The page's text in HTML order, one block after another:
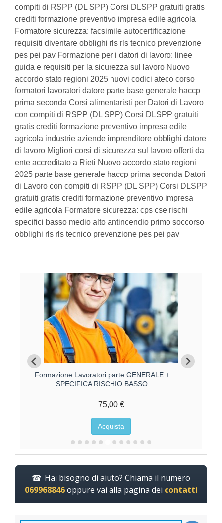
compiti di RSPP (DL SPP) Corsi DLSPP gratuiti gratis
crediti formazione preventivo impresa edile agricola
Formatore sicurezza: facsimile autocertificazione
requisiti diventare obblighi rls rls tecnico prevenzione
pes pei pav Formazione per i datori di lavoro: linee
guida e requisiti per la sicurezza sul lavoro Nuovo
accordo stato regioni 2025 nuovi codici ateco corso
formatori lavoratori datore parte base generale haccp
prima seconda Corsi alimentaristi per Datori di Lavoro
con compiti di RSPP (DL SPP) Corsi DLSPP gratuiti
gratis crediti formazione preventivo impresa edile
agricola industrie aziende imprenditore obblighi datore
di lavoro Migliori corsi di sicurezza sul lavoro offerti da
ente accreditato a Rieti Nuovo accordo stato regioni
2025 parte base generale haccp prima seconda Datori
di Lavoro con compiti di RSPP (DL SPP) Corsi DLSPP
gratuiti gratis crediti formazione preventivo impresa
edile agricola Formatore sicurezza: cps cse rischi
specifici basso medio alto antincendio primo soccorso
obblighi rls rls tecnico prevenzione pes pei pav
Formazione Lavoratori parte GENERALE +
SPECIFICA RISCHIO BASSO
75,00 €
Acquista
Hai bisogno di aiuto? Chiama il numero
069968846oppure vai alla pagina dei contatti